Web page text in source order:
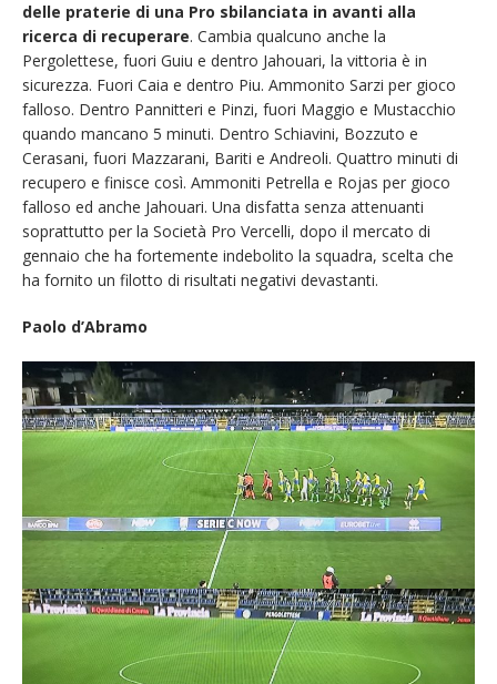
delle praterie di una Pro sbilanciata in avanti alla
ricerca di recuperare. Cambia qualcuno anche la
Pergolettese, fuori Guiu e dentro Jahouari, la vittoria è in
sicurezza. Fuori Caia e dentro Piu. Ammonito Sarzi per gioco
falloso. Dentro Pannitteri e Pinzi, fuori Maggio e Mustacchio
quando mancano 5 minuti. Dentro Schiavini, Bozzuto e
Cerasani, fuori Mazzarani, Bariti e Andreoli. Quattro minuti di
recupero e finisce così. Ammoniti Petrella e Rojas per gioco
falloso ed anche Jahouari. Una disfatta senza attenuanti
soprattutto per la Società Pro Vercelli, dopo il mercato di
gennaio che ha fortemente indebolito la squadra, scelta che
ha fornito un filotto di risultati negativi devastanti.
Paolo d’Abramo